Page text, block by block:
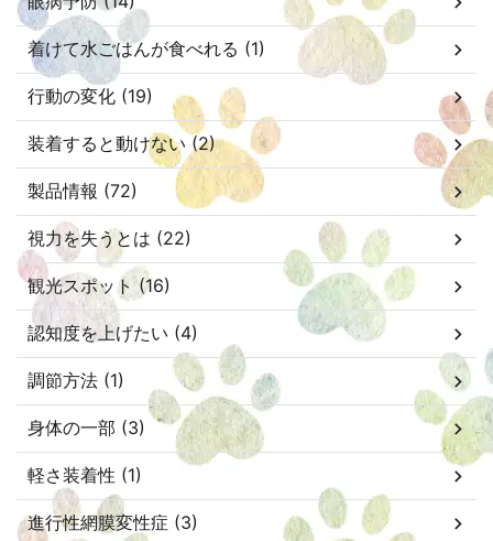
着けて水ごはんが食べれる (1)
行動の変化 (19)
装着すると動けない (2)
製品情報 (72)
視力を失うとは (22)
観光スポット (16)
認知度を上げたい (4)
調節方法 (1)
身体の一部 (3)
軽さ装着性 (1)
進行性網膜変性症 (3)